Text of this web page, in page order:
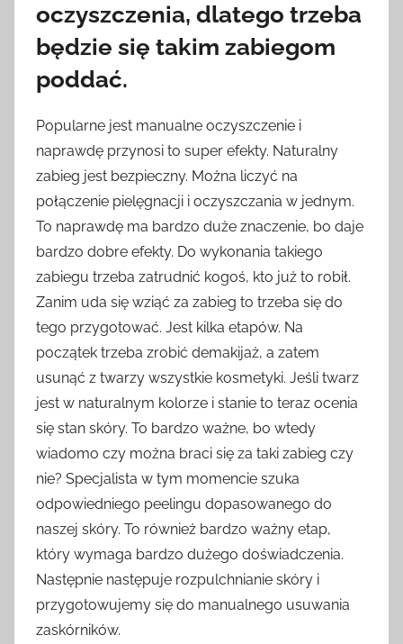
oczyszczenia, dlatego trzeba
będzie się takim zabiegom
poddać.
Popularne jest manualne oczyszczenie i
naprawdę przynosi to super efekty. Naturalny
zabieg jest bezpieczny. Można liczyć na
połączenie pielęgnacji i oczyszczania w jednym.
To naprawdę ma bardzo duże znaczenie, bo daje
bardzo dobre efekty. Do wykonania takiego
zabiegu trzeba zatrudnić kogoś, kto już to robił.
Zanim uda się wziąć za zabieg to trzeba się do
tego przygotować. Jest kilka etapów. Na
początek trzeba zrobić demakijaż, a zatem
usunąć z twarzy wszystkie kosmetyki. Jeśli twarz
jest w naturalnym kolorze i stanie to teraz ocenia
się stan skóry. To bardzo ważne, bo wtedy
wiadomo czy można braci się za taki zabieg czy
nie? Specjalista w tym momencie szuka
odpowiedniego peelingu dopasowanego do
naszej skóry. To również bardzo ważny etap,
który wymaga bardzo dużego doświadczenia.
Następnie następuje rozpulchnianie skóry i
przygotowujemy się do manualnego usuwania
zaskórników.